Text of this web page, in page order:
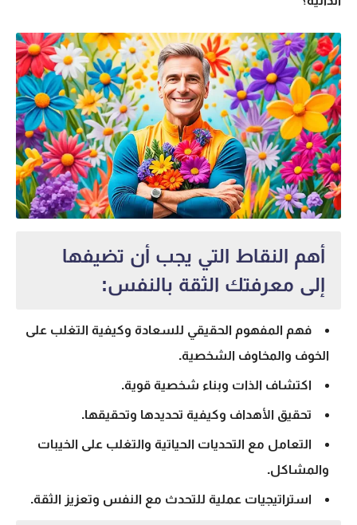
أهم النقاط التي يجب أن تضيفها
إلى معرفتك الثقة بالنفس:
فهم المفهوم الحقيقي للسعادة وكيفية التغلب على
الخوف والمخاوف الشخصية.
اكتشاف الذات وبناء شخصية قوية.
تحقيق الأهداف وكيفية تحديدها وتحقيقها.
التعامل مع التحديات الحياتية والتغلب على الخيبات
والمشاكل.
استراتيجيات عملية للتحدث مع النفس وتعزيز الثقة.